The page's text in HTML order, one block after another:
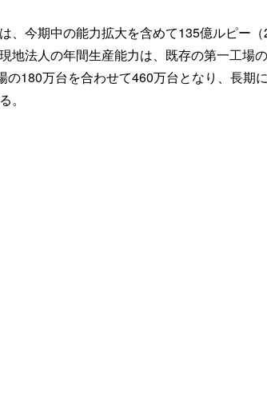
、今期中の能力拡大を含めて135億ルピー
地法人の年間生産能力は、既存の第一工場
の180万台を合わせて460万台となり、長期
。